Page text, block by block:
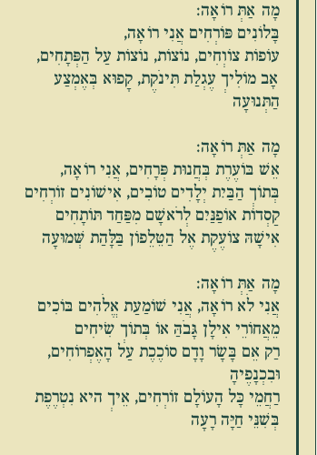
מָה אַתְּ רוֹאָה:
בָּלוֹנִים פּוֹרְחִים אֲנִי רוֹאָה,
עוֹפוֹת צוֹוְחִים, נוֹצוֹת, נוֹצוֹת עַל הַפְּתָחִים,
אָב מוֹלִיךְ עֶגְלַת תִּינֹקֶת, קָפוּא בְּאֶמְצַע
הַתְּנוּעָה
מָה אַתְּ רוֹאָה:
אֵשׁ בּוֹעֶרֶת בְּחֲנוּת פְּרָחִים, אֲנִי רוֹאָה,
בְּתוֹךְ הַבַּיִת יְלָדִים טוֹבִים, אִישׁוֹנִים זוֹרְחִים
קַסְדוֹת אוֹפַנַּיִם לְרֹאשָׁם מִפַּחַד תּוֹתָחִים
אִישָׁהּ צוֹעֶקֶת אֶל הַטֵּלֵפוֹן בַּלָּהַת שְּׁמוּעָה
מָה אַתְּ רוֹאָה:
אֲנִי לֹא רוֹאָה, אֲנִי שׁוֹמַעַת אֱלֹהִים בּוֹכִים
מֵאֲחוֹרֵי אִילָן גָּבֹהַּ אוֹ בְּתוֹךְ שִׂיחִים
רַק אֵם בָּשָׂר וָדָם סוֹכֶכֶת עַל הָאֶפְרוֹחִים,
וּבִכְנָפֶיהָ
רַחֲמֵי כָּל הָעוֹלָם זוֹרְחִים, אֵיךְ היא נִטְרֶפֶת
בְּשִׁנֵּי חַיָּה רָעָה